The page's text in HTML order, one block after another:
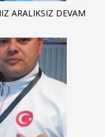
ARALIKSIZ DEVAM